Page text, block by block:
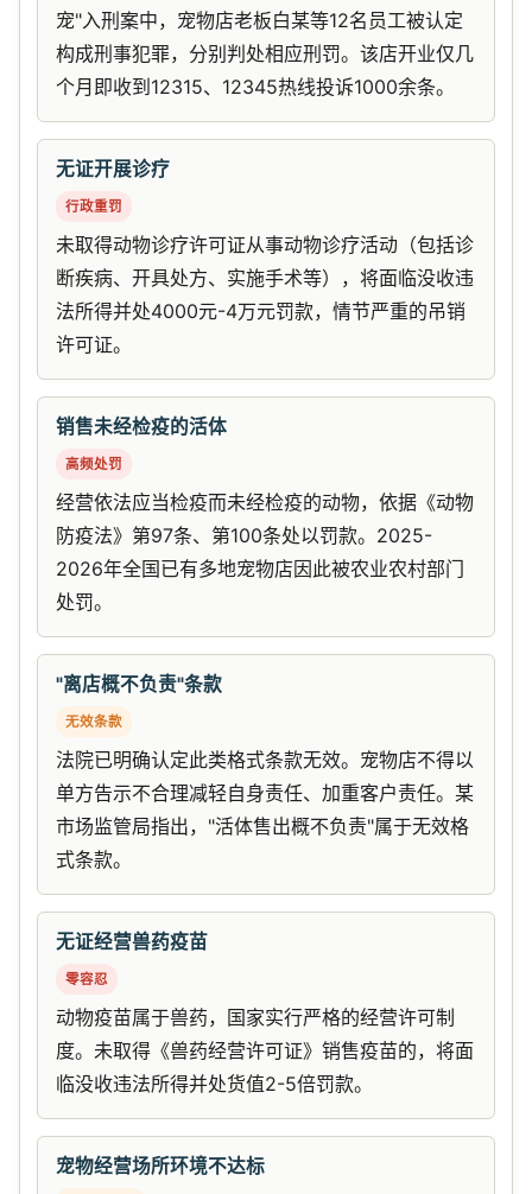
宠"入刑案中，宠物店老板白某等12名员工被认定
构成刑事犯罪，分别判处相应刑罚。该店开业仅几
个月即收到12315、12345热线投诉1000余条。
无证开展诊疗
行政重罚
未取得动物诊疗许可证从事动物诊疗活动（包括诊
断疾病、开具处方、实施手术等），将面临没收违
法所得并处4000元-4万元罚款，情节严重的吊销
许可证。
销售未经检疫的活体
高频处罚
经营依法应当检疫而未经检疫的动物，依据《动物
防疫法》第97条、第100条处以罚款。2025-
2026年全国已有多地宠物店因此被农业农村部门
处罚。
"离店概不负责"条款
无效条款
法院已明确认定此类格式条款无效。宠物店不得以
单方告示不合理减轻自身责任、加重客户责任。某
市场监管局指出，"活体售出概不负责"属于无效格
式条款。
无证经营兽药疫苗
零容忍
动物疫苗属于兽药，国家实行严格的经营许可制
度。未取得《兽药经营许可证》销售疫苗的，将面
临没收违法所得并处货值2-5倍罚款。
宠物经营场所环境不达标